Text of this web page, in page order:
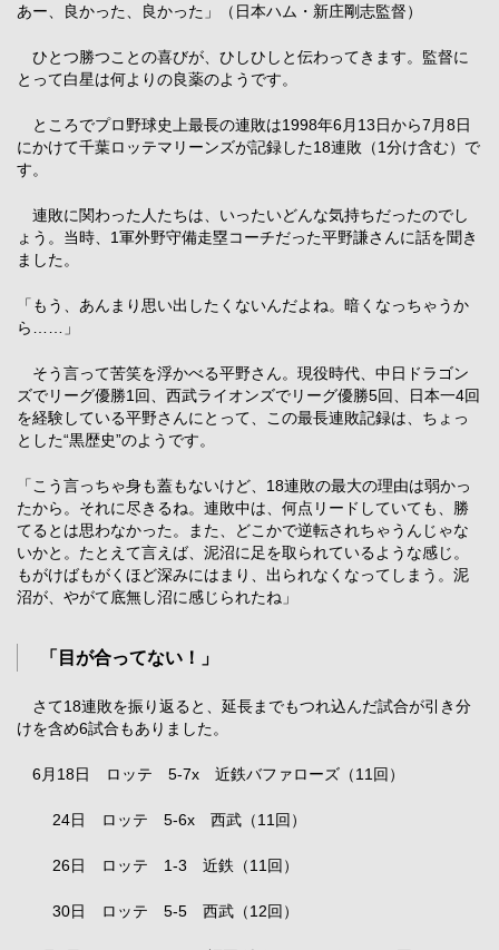
あー、良かった、良かった」（日本ハム・新庄剛志監督）
ひとつ勝つことの喜びが、ひしひしと伝わってきます。監督に
とって白星は何よりの良薬のようです。
ところでプロ野球史上最長の連敗は1998年6月13日から7月8日
にかけて千葉ロッテマリーンズが記録した18連敗（1分け含む）で
す。
連敗に関わった人たちは、いったいどんな気持ちだったのでし
ょう。当時、1軍外野守備走塁コーチだった平野謙さんに話を聞き
ました。
「もう、あんまり思い出したくないんだよね。暗くなっちゃうか
ら……」
そう言って苦笑を浮かべる平野さん。現役時代、中日ドラゴン
ズでリーグ優勝1回、西武ライオンズでリーグ優勝5回、日本一4回
を経験している平野さんにとって、この最長連敗記録は、ちょっ
とした“黒歴史”のようです。
「こう言っちゃ身も蓋もないけど、18連敗の最大の理由は弱かっ
たから。それに尽きるね。連敗中は、何点リードしていても、勝
てるとは思わなかった。また、どこかで逆転されちゃうんじゃな
いかと。たとえて言えば、泥沼に足を取られているような感じ。
もがけばもがくほど深みにはまり、出られなくなってしまう。泥
沼が、やがて底無し沼に感じられたね」
「目が合ってない！」
さて18連敗を振り返ると、延長までもつれ込んだ試合が引き分
けを含め6試合もありました。
6月18日 ロッテ 5-7x 近鉄バファローズ（11回）
24日 ロッテ 5-6x 西武（11回）
26日 ロッテ 1-3 近鉄（11回）
30日 ロッテ 5-5 西武（12回）